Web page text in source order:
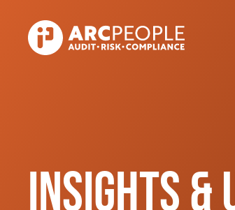
Insights &